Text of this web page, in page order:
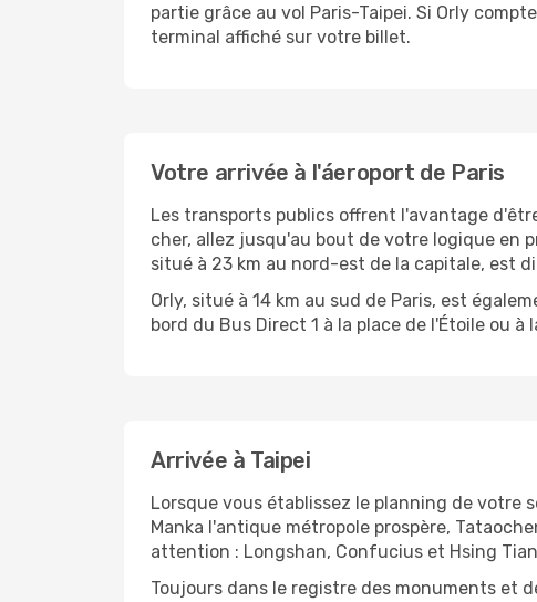
partie grâce au vol Paris-Taipei. Si Orly
terminal affiché sur votre billet.
Votre arrivée à l'áeroport de Paris
Les transports publics offrent l'avantage
cher, allez jusqu'au bout de votre logique en
situé à 23 km au nord-est de la capitale, est
Orly, situé à 14 km au sud de Paris, est
bord du Bus Direct 1 à la place de l'Étoile ou
Arrivée à Taipei
Lorsque vous établissez le planning de votre
Manka l'antique métropole prospère,
attention : Longshan, Confucius et Hsing
Toujours dans le registre des monuments et